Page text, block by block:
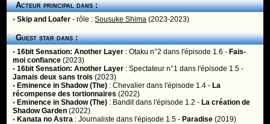
Acteur principal dans :
• Skip and Loafer - rôle :Sousuke Shima (2023-2023)
Guest star dans :
• 16bit Sensation: Another Layer :Otaku n°2 dans l'épisode 1.6 - Fais-
moi confiance (2023)
• 16bit Sensation: Another Layer :Spectateur n°1 dans l'épisode 1.5 -
Jamais deux sans trois (2023)
• Eminence in Shadow (The) :Chevalier dans l'épisode 1.4 - La
récompense des tortionnaires (2022)
• Eminence in Shadow (The) : Banditdans l'épisode 1.2 - La création de
Shadow Garden (2022)
• Kanata no Astra :Journaliste dans l'épisode 1.5 - Paradise (2019)